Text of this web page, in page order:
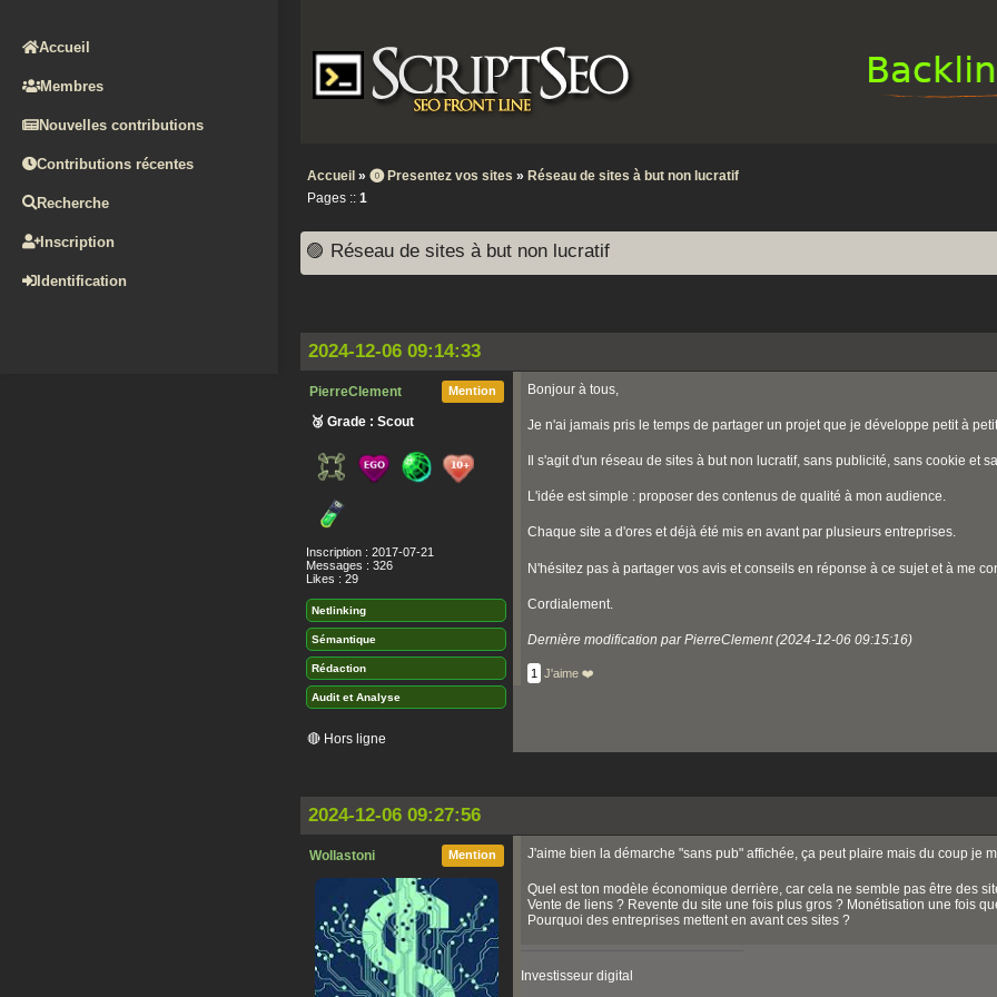
Accueil
Membres
Nouvelles contributions
Contributions récentes
Recherche
Inscription
Identification
Accueil » ⓿ Presentez vos sites » Réseau de sites à but non lucratif
Pages :: 1
🟣 Réseau de sites à but non lucratif
2024-12-06 09:14:33
Mention
PierreClement
🥉 Grade : Scout
Inscription : 2017-07-21
Messages : 326
Likes : 29
Netlinking
Sémantique
Rédaction
Audit et Analyse
Bonjour à tous,
Je n'ai jamais pris le temps de partager un projet que je développe petit à
Il s'agit d'un réseau de sites à but non lucratif, sans publicité, sans cookie et
L'idée est simple : proposer des contenus de qualité à mon audience.
Chaque site a d'ores et déjà été mis en avant par plusieurs entreprises.
N'hésitez pas à partager vos avis et conseils en réponse à ce sujet et à me
Cordialement.
Dernière modification par PierreClement (2024-12-06 09:15:16)
1 J'aime ❤️
🔴 Hors ligne
2024-12-06 09:27:56
Mention
Wollastoni J'aime bien la démarche "sans pub" affichée, ça peut plaire mais du coup je
Quel est ton modèle économique derrière, car cela ne semble pas être des
Vente de liens ? Revente du site une fois plus gros ? Monétisation une fois
Pourquoi des entreprises mettent en avant ces sites ?
Investisseur digital